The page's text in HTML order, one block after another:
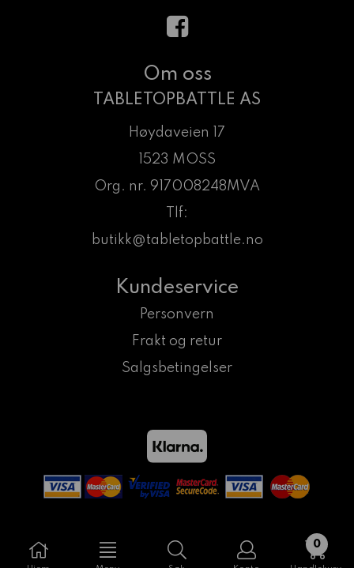
0
Om oss
TABLETOPBATTLE AS
Høydaveien 17
1523 MOSS
Org. nr. 917008248MVA
Tlf:
butikk@tabletopbattle.no
Kundeservice
Personvern
Frakt og retur
Salgsbetingelser